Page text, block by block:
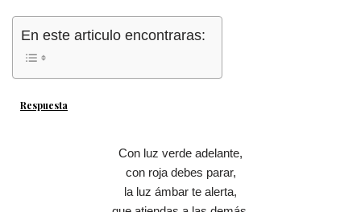
En este articulo encontraras:
Respuesta
Con luz verde adelante,
con roja debes parar,
la luz ámbar te alerta,